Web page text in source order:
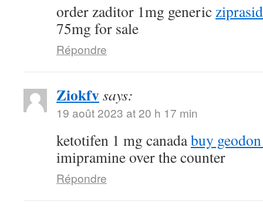
order zaditor 1mg generic
75mg for sale
Répondre
Ziokfvsays:
19 août 2023 at 20 h 17 min
ketotifen 1 mg canadabuy
imipramine over the counter
Répondre